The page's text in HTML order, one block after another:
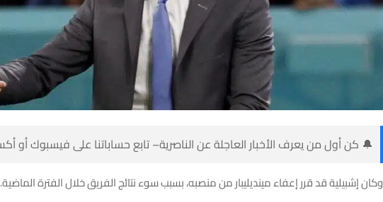
🔔 كن أول من يعرف الأخبار العاجلة عن الناصرية– تابع حساباتنا على فيسبوك أو
وكان إشبيلية قد قرر إعفاء مينديليبار من منصبه، بسبب سوء نتائج الفريق خلال الفترة الماضية.